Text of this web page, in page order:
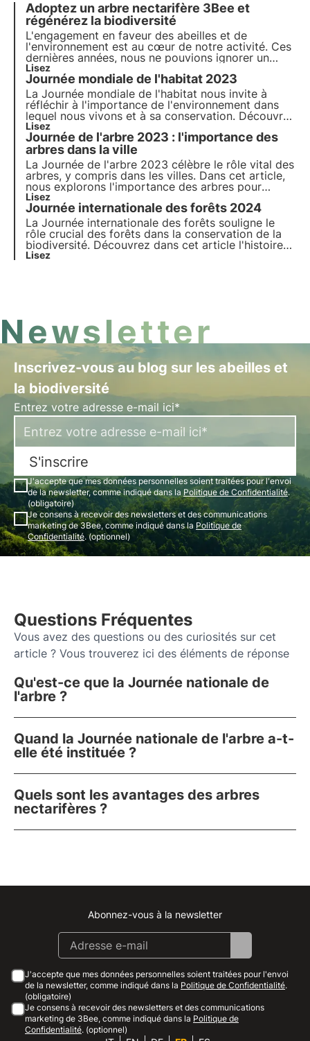
Adoptez un arbre nectarifère 3Bee et
régénérez la biodiversité
L'engagement en faveur des abeilles et de
l'environnement est au cœur de notre activité. Ces
dernières années, nous ne pouvions ignorer un
facteur clé : la diminution des habitats naturels.
Nous avons trouvé un moyen d'intervenir en
donnant la possibilité d'adopter un arbre
nectarifère.
Lisez
Journée mondiale de l'habitat 2023
La Journée mondiale de l'habitat nous invite à
réfléchir à l'importance de l'environnement dans
lequel nous vivons et à sa conservation. Découvrez
comment 3Bee s'engage concrètement dans la
régénération des habitats urbains et naturels avec
les Oasis de biodiversité, à l'occasion de la
Journée mondiale de l'habitat.
Lisez
Journée de l'arbre 2023 : l'importance des
arbres dans la ville
La Journée de l'arbre 2023 célèbre le rôle vital des
arbres, y compris dans les villes. Dans cet article,
nous explorons l'importance des arbres pour
l'écosystème urbain, les avantages pour la
biodiversité et les initiatives innovantes telles que
les oasis de biodiversité de 3Bee pour un avenir
plus vert et biodiversifié.
Lisez
Journée internationale des forêts 2024
La Journée internationale des forêts souligne le
rôle crucial des forêts dans la conservation de la
biodiversité. Découvrez dans cet article l'histoire
de la Journée mondiale des forêts, le thème de
Lisez
Newsletter
Inscrivez-vous au blog sur les abeilles et
la biodiversité
Entrez votre adresse e-mail ici*
S'inscrire
J'accepte que mes données personnelles soient traitées pour l'envoi
de la newsletter, comme indiqué dans la Politique de Confidentialité.
(obligatoire)
Je consens à recevoir des newsletters et des communications
marketing de 3Bee, comme indiqué dans la Politique de
Confidentialité. (optionnel)
Questions Fréquentes
Vous avez des questions ou des curiosités sur cet
article ? Vous trouverez ici des éléments de réponse
Qu'est-ce que la Journée nationale de
l'arbre ?
Quand la Journée nationale de l'arbre a-t-
elle été instituée ?
Quels sont les avantages des arbres
nectarifères ?
Instagram
Facebook
Linkedin
Youtube
Abonnez-vous à la newsletter
J'accepte que mes données personnelles soient traitées pour l'envoi
de la newsletter, comme indiqué dans la Politique de Confidentialité.
(obligatoire)
Je consens à recevoir des newsletters et des communications
marketing de 3Bee, comme indiqué dans la Politique de
Confidentialité. (optionnel)